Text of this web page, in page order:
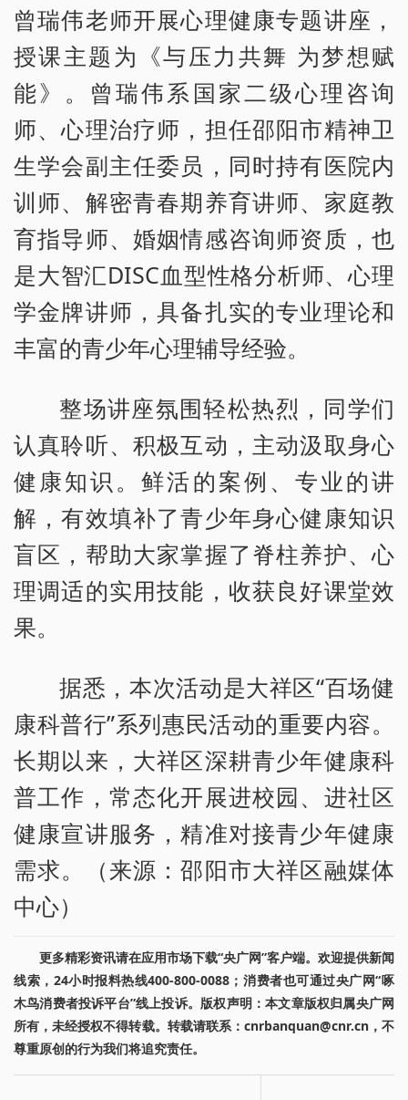
曾瑞伟老师开展心理健康专题讲座，
授课主题为《与压力共舞 为梦想赋
能》。曾瑞伟系国家二级心理咨询
师、心理治疗师，担任邵阳市精神卫
生学会副主任委员，同时持有医院内
训师、解密青春期养育讲师、家庭教
育指导师、婚姻情感咨询师资质，也
是大智汇DISC血型性格分析师、心理
学金牌讲师，具备扎实的专业理论和
丰富的青少年心理辅导经验。
整场讲座氛围轻松热烈，同学们
认真聆听、积极互动，主动汲取身心
健康知识。鲜活的案例、专业的讲
解，有效填补了青少年身心健康知识
盲区，帮助大家掌握了脊柱养护、心
理调适的实用技能，收获良好课堂效
果。
据悉，本次活动是大祥区“百场健
康科普行”系列惠民活动的重要内容。
长期以来，大祥区深耕青少年健康科
普工作，常态化开展进校园、进社区
健康宣讲服务，精准对接青少年健康
需求。（来源：邵阳市大祥区融媒体
中心）
更多精彩资讯请在应用市场下载“央广网”客户端。欢迎提供新闻
线索，24小时报料热线400-800-0088；消费者也可通过央广网“啄
木鸟消费者投诉平台”线上投诉。版权声明：本文章版权归属央广网
所有，未经授权不得转载。转载请联系：cnrbanquan@cnr.cn，不
尊重原创的行为我们将追究责任。